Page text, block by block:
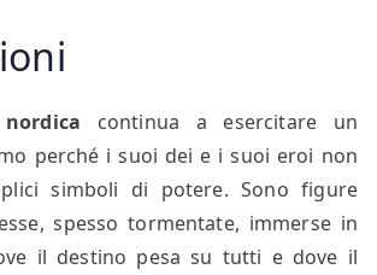
continua a esercitare un
perché i suoi dei e i suoi eroi non
simboli di potere. Sono figure
spesso tormentate, immerse in
il destino pesa su tutti e dove il